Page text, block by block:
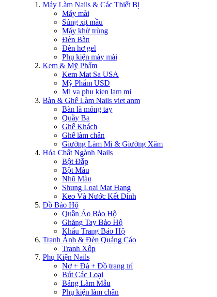
Máy Làm Nails & Các Thiết Bị
Máy mài
Súng xịt mầu
Máy khử trùng
Đèn Bàn
Đèn hơ gel
Phụ kiện máy mài
Kem & Mỹ Phẩm
Kem Mat Sa USA
Mỹ Phẩm USD
Mi va phu kien lam mi
Bàn & Ghế Làm Nails viet anm
Bàn là móng tay
Quầy Ba
Ghế Khách
Ghế làm chân
Giường Làm Mi & Giường Xăm
Hóa Chất Ngành Nails
Bột Đắp
Bột Màu
Nhũ Màu
Shung Loai Mat Hang
Keo Và Nước Kết Dính
Đồ Bảo Hộ
Quần Áo Bảo Hộ
Ghăng Tay Bảo Hộ
Khẩu Trang Bảo Hộ
Tranh Ảnh & Đèn Quảng Cáo
Tranh Xốp
Phụ Kiện Nails
Nơ + Đá + Đồ trang trí
Bút Các Loại
Bảng Làm Mẫu
Phụ kiện làm chân